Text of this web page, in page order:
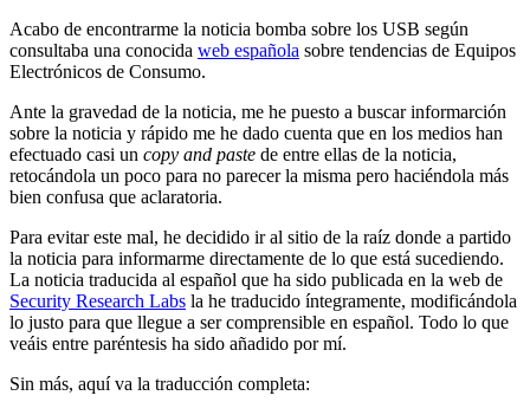
Acabo de encontrarme la noticia bomba sobre los USB según
consultaba una conocida web española sobre tendencias de Equipos
Electrónicos de Consumo.
Ante la gravedad de la noticia, me he puesto a buscar informarción
sobre la noticia y rápido me he dado cuenta que en los medios han
efectuado casi un copy and paste de entre ellas de la noticia,
retocándola un poco para no parecer la misma pero haciéndola más
bien confusa que aclaratoria.
Para evitar este mal, he decidido ir al sitio de la raíz donde a partido
la noticia para informarme directamente de lo que está sucediendo.
La noticia traducida al español que ha sido publicada en la web de
Security Research Labs la he traducido íntegramente, modificándola
lo justo para que llegue a ser comprensible en español. Todo lo que
veáis entre paréntesis ha sido añadido por mí.
Sin más, aquí va la traducción completa: